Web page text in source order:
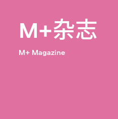
M+杂志
M+ Magazine